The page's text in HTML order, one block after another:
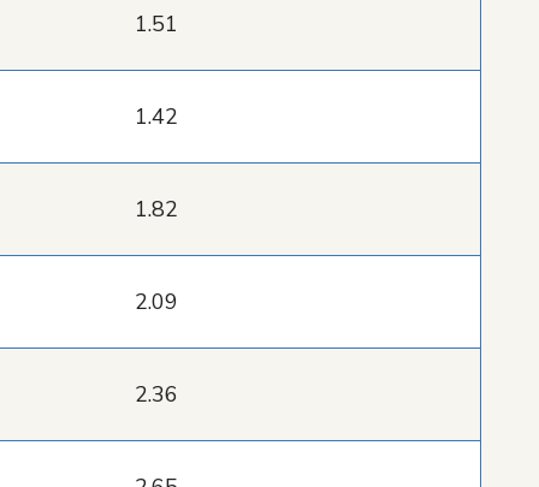
1.51
1.42
1.82
2.09
2.36